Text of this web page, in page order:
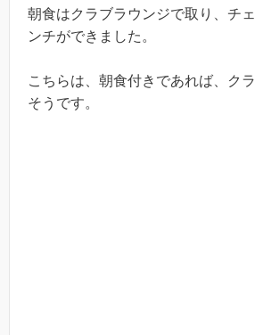
朝食はクラブラウンジで取り、チ
ンチができました。
こちらは、朝食付きであれば、ク
そうです。